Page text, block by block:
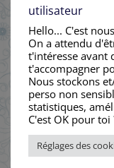
utilisateur
Hello... C'est
On a attendu
t'intéresse avant
t'accompagner
Nous stockons
perso non
statistiques,
C'est OK pour toi
Réglages des